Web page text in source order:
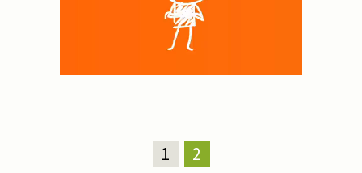
1 2